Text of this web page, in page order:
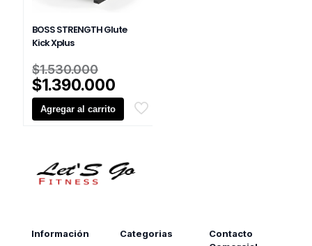
BOSS STRENGTH Glute
Kick Xplus
$1.530.000
precio
original
era:
$1.390.000
precio
actual
Agregar al carrito
Información Categorias
Contacto